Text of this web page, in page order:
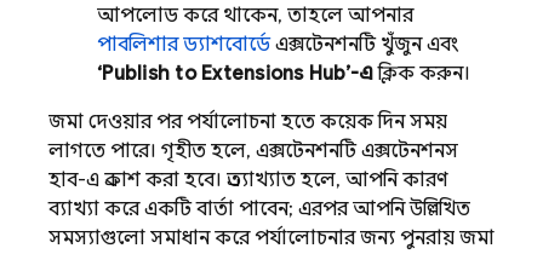
আপলোড করে থাকেন, তাহলে আপনার
পাবলিশার ড্যাশবোর্ডেএক্সটেনশনটি খুঁজুন এবং
‘Publish to Extensions Hub’-এক্লিক করুন।
জমা দেওয়ার পর পর্যালোচনা হতে কয়েক দিন সময়
লাগতে পারে। গৃহীত হলে, এক্সটেনশনটি এক্সটেনশনস
হাব-এ প্রকাশ করা হবে। প্রত্যাখ্যাত হলে, আপনি কারণ
ব্যাখ্যা করে একটি বার্তা পাবেন; এরপর আপনি উল্লিখিত
সমস্যাগুলো সমাধান করে পর্যালোচনার জন্য পুনরায় জমা